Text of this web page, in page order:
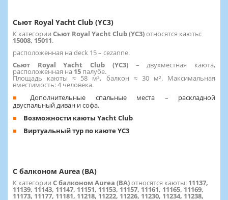
Сьют Royal Yacht Club (YC3)
К категории Сьют Royal Yacht Club (YC3)относятся каюты:
15008, 15011.
расположенная на deck 15 – cezanne.
Сьют Royal Yacht Club (YC3) – двухместная каюта,
расположенная на 15 палубе.
Площадь каюты ≈ 58 м², балкон ≈ 30 м². Максимальная
вместимость: 4 человека.
Дополнительные спальные места – раскладной
двуспальный диван и софа.
Возможности каюты Yacht Club
Виртуальный тур по каюте YC3
С балконом Aurea (BA)
К категории С балконом Aurea (BA)относятся каюты: 11137,
11139, 11143, 11147, 11151, 11153, 11157, 11161, 11165, 11169,
11173, 11177, 11181, 11218, 11222, 11226, 11230, 11234, 11238,